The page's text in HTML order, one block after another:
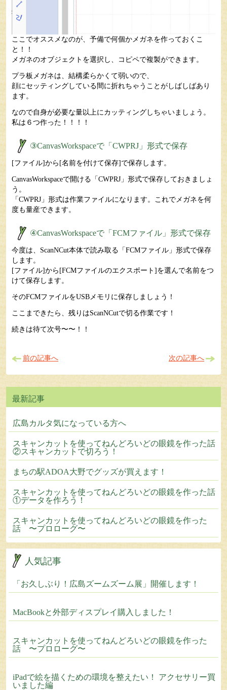
ここでオススメなのが、予備で何個かメガネを作っておくこ
と！！
メガネのオブジェクトを選択し、コピペで複製ができます。
プラ板メガネは、結構柔らかくて弱いので、
顔にセッティングしている間に折れちゃうことがしばしばあり
ます。
なので自身が必要な量以上にカッティングしちゃいましょう。
私は６つ作った！！！！
③CanvasWorkspaceで「CWPRJ」形式で保存
[ファイル]から[名前を付けて保存]で保存します。
CanvasWorkspaceで開ける「CWPRJ」形式で保存しておきましょ
う。
「CWPRJ」形式は作業ファイルになります。これでメガネを何
度も量産できます。
④CanvasWorkspaceで「FCMファイル」形式で保存
今度は、ScanNCut本体で読み取る「FCMファイル」形式で保存
します。
[ファイル]から[FCMファイルのエクスポート]を選んで名前をつ
けて保存します。
そのFCMファイルをUSBメモリに保存しましょう！
ここまできたら、残りはScanNCutで切る作業です！
続きは待て次号〜〜！！
前の記事へ 次の記事へ
広島カルタ気になっている方へ
スキャンカットを使ってねんどろいどの眼鏡を作った話
②スキャンカットで切ろう！
まちの駅ADOA大野でグッズが買えます！
スキャンカットを使ってねんどろいどの眼鏡を作った話
①データを作ろう！
スキャンカットを使ってねんどろいどの眼鏡を作った
話 〜プロローグ〜
人気記事
「お久しぶり！広島ズームズーム展」開催します！
MacBookと外部ディスプレイ購入しました！
スキャンカットを使ってねんどろいどの眼鏡を作った
話 〜プロローグ〜
iPadで絵を描くための環境を整えたい！ アクセサリー買
いました編